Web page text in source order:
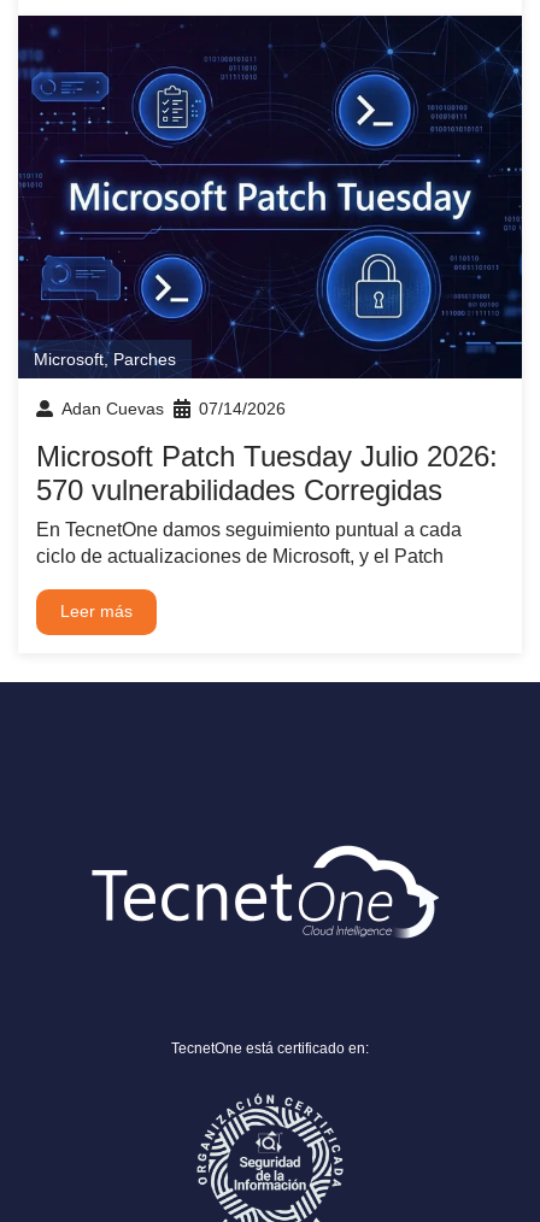
Microsoft, Parches
Adan Cuevas 07/14/2026
Microsoft Patch Tuesday Julio 2026:
570 vulnerabilidades Corregidas
En TecnetOne damos seguimiento puntual a cada
ciclo de actualizaciones de Microsoft, y el Patch
Leer más
TecnetOne está certificado en: